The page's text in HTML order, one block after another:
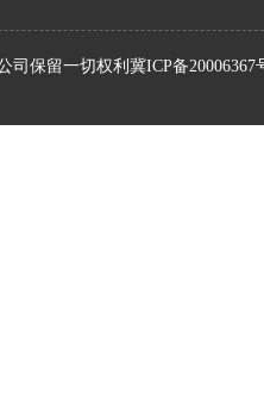
司保留一切权利 冀ICP备20006367